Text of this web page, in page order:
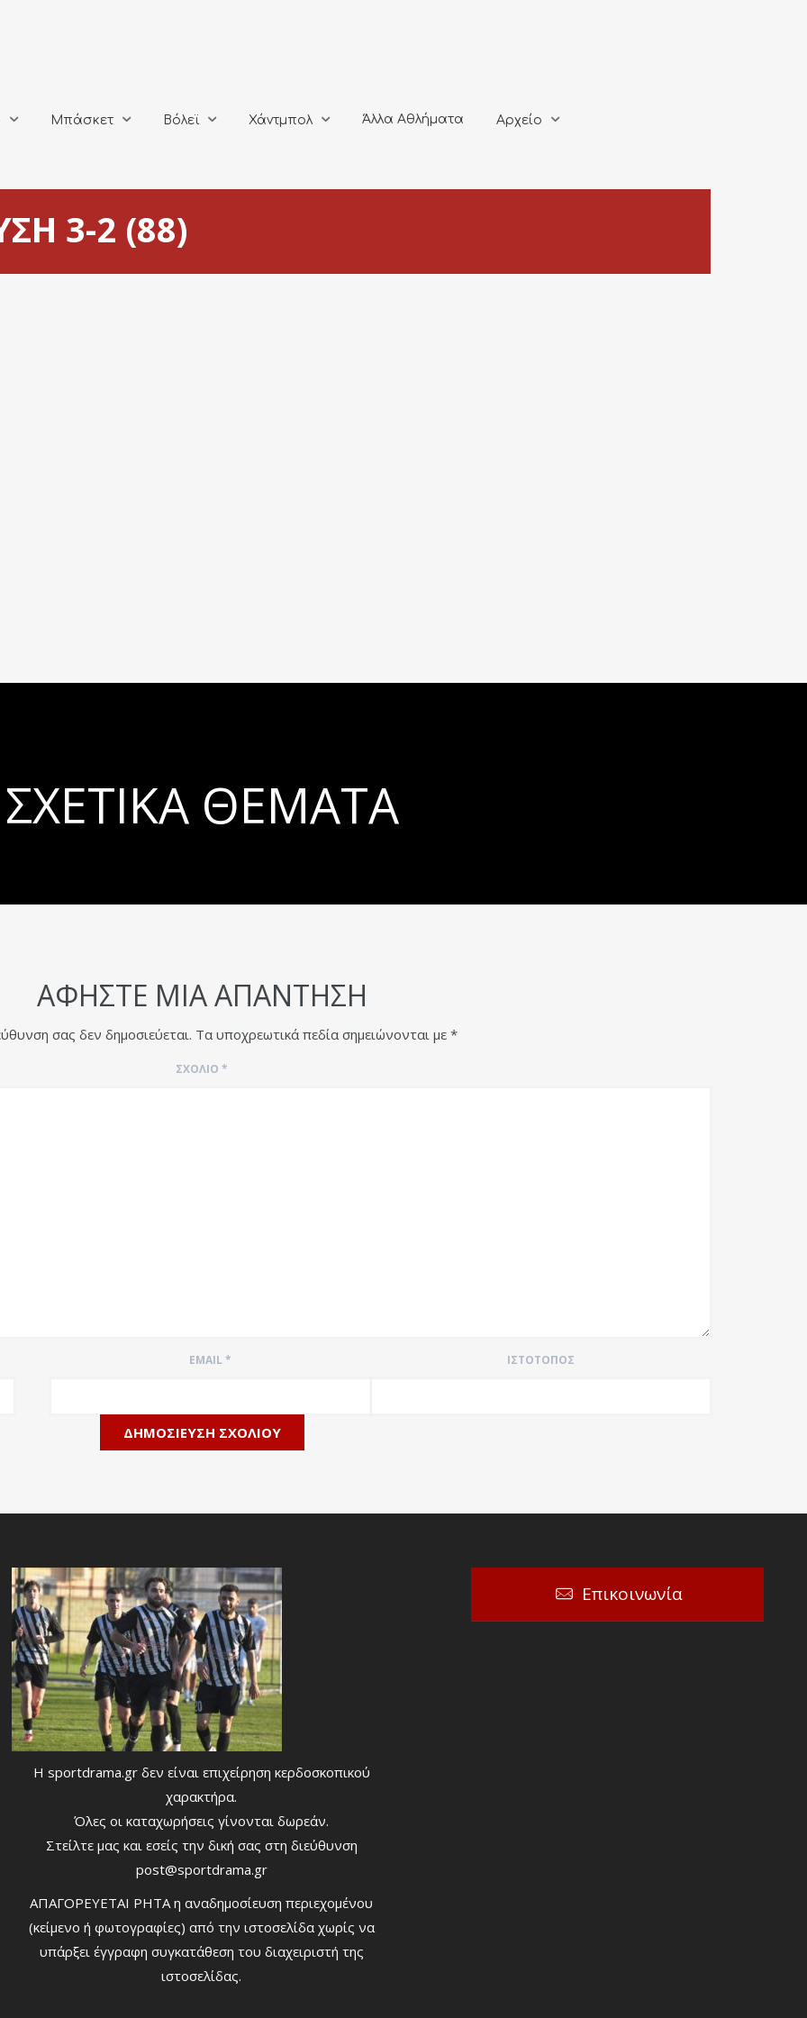
Μπάσκετ Βόλεϊ Χάντμπολ Άλλα Αθλήματα Αρχείο
3-2 (88)
ΣΧΕΤΙΚΆ ΘΈΜΑΤΑ
ΑΦΉΣΤΕ ΜΙΑ ΑΠΆΝΤΗΣΗ
σας δεν δημοσιεύεται. Τα υποχρεωτικά πεδία σημειώνονται με *
ΣΧΌΛΙΟ *
EMAIL* ΙΣΤΌΤΟΠΟΣ
Η sportdrama.gr δεν είναι επιχείρηση κερδοσκοπικού
χαρακτήρα.
Όλες οι καταχωρήσεις γίνονται δωρεάν.
Στείλτε μας και εσείς την δική σας στη διεύθυνση
post@sportdrama.gr
ΑΠΑΓΟΡΕΥΕΤΑΙ ΡΗΤΑ η αναδημοσίευση περιεχομένου
(κείμενο ή φωτογραφίες) από την ιστοσελίδα χωρίς να
υπάρξει έγγραφη συγκατάθεση του διαχειριστή της
ιστοσελίδας.
Επικοινωνία